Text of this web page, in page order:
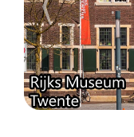
bijzonder rijk is in
graag over de beste
uw vakantie een
voor op magische
natuur en